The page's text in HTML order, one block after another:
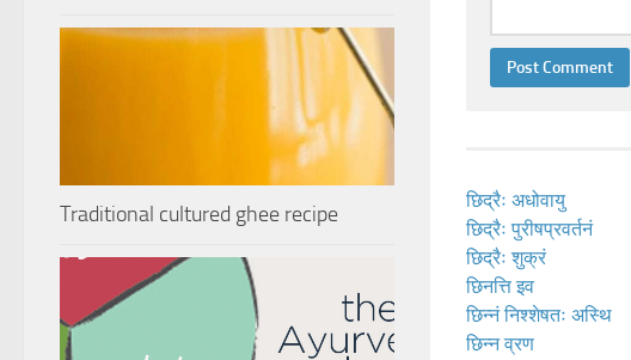
छिद्रैः अधोवायु
छिद्रैः पुरीषप्रवर्तनं
छिद्रैः शुक्रं
छिनत्ति इव
छिन्नं निश्शेषतः अस्थि
छिन्न व्रण
Traditional cultured ghee recipe